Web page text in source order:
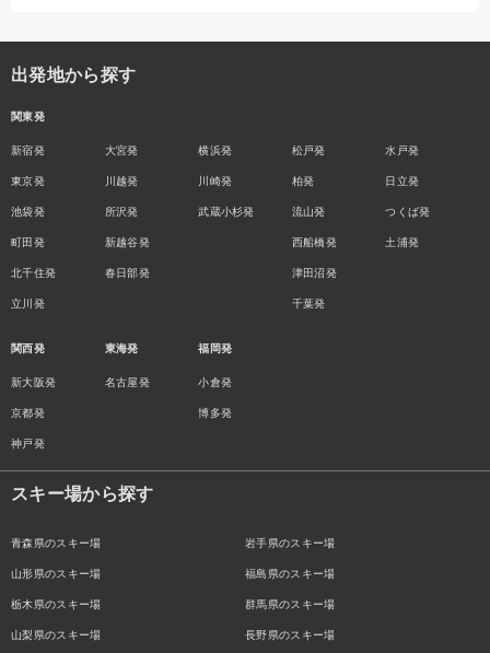
出発地から探す
関東発
新宿発
東京発
池袋発
町田発
北千住発
立川発
大宮発
川越発
所沢発
新越谷発
春日部発
横浜発
川崎発
武蔵小杉発
松戸発
柏発
流山発
西船橋発
津田沼発
千葉発
水戸発
日立発
つくば発
土浦発
関西発
新大阪発
京都発
神戸発
東海発
名古屋発
福岡発
小倉発
博多発
スキー場から探す
青森県のスキー場 岩手県のスキー場
山形県のスキー場 福島県のスキー場
栃木県のスキー場 群馬県のスキー場
山梨県のスキー場 長野県のスキー場